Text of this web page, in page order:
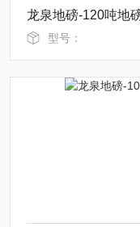
龙泉地磅-120吨地
型号：